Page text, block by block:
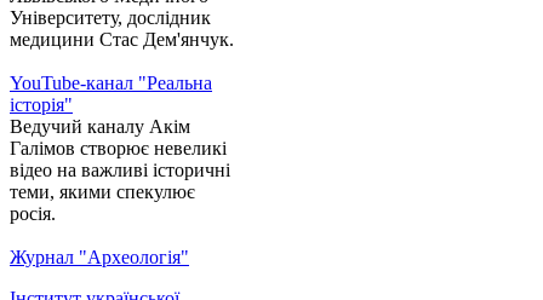
Університету, дослідник
медицини Стас Дем'янчук.
YouTube-канал "Реальна
історія"
Ведучий каналу Акім
Галімов створює невеликі
відео на важливі історичні
теми, якими спекулює
росія.
Журнал "Археологія"